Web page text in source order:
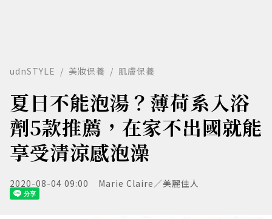
udnSTYLE 美妝保養 肌膚保養
夏日不能泡湯？薄荷系入浴
劑5款推薦，在家不出國就能
享受清涼感泡澡
2020-08-04 09:00 Marie Claire／美麗佳人